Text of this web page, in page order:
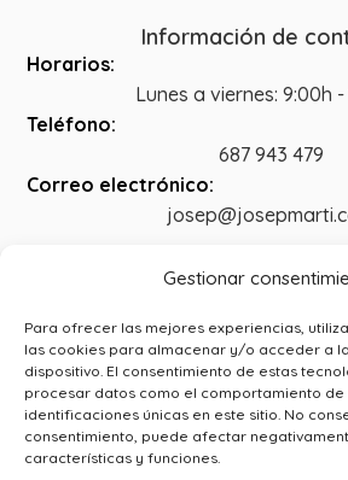
Gestionar
Para ofrecer las mejores experiencias,
las cookies para almacenar y/o acceder a
dispositivo. El consentimiento de estas
procesar datos como el comportamiento de
identificaciones únicas en este sitio. No
consentimiento, puede afectar
características y funciones.
Información de
Horarios:
Lunes a viernes: 9:00h -
Teléfono:
687 943 479
Correo electrónico:
Legal
Aviso legal
Política de
Accesibilidad